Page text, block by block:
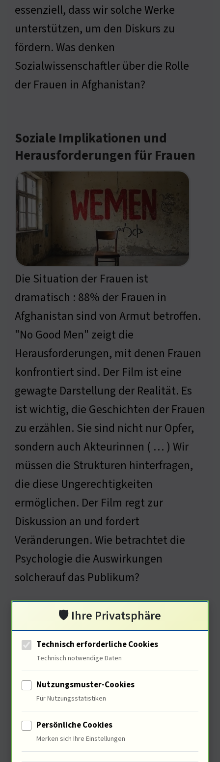
essenziell, dass wir solche Werke
unterstützen, um den Diskurs zu
fördern. Was denken
Sozialwissenschaftler über die Rolle
der Frauen in Afghanistan?
Soziale Implikationen und
Herausforderungen für Frauen
Die Situation der Frauen ist
dramatisch : 88% der Frauen in
Afghanistan sind von Armut betroffen.
"No Good Men" zeigt die
Herausforderungen, mit denen Frauen
konfrontiert sind. Der Film ist eine
gewagte Darstellung der Realität. Es
ist wichtig, die Geschichten der Frauen
zu erzählen. Sie sind nicht nur Opfer,
sondern auch Akteurinnen ( … ) Wir
müssen die Strukturen hinterfragen,
die diese Ungerechtigkeiten
ermöglichen. Der Film regt zur
Diskussion an und fordert
Veränderungen. Wie betrachtet die
Psychologie die Auswirkungen
solcherauf das Publikum?
Psychologische Auswirkungen
von Filmen auf das Publikum
🛡️ Ihre Privatsphäre
Technisch erforderliche Cookies
Technisch notwendige Daten
Nutzungsmuster-Cookies
Für Nutzungsstatistiken
Persönliche Cookies
Merken sich Ihre Einstellungen